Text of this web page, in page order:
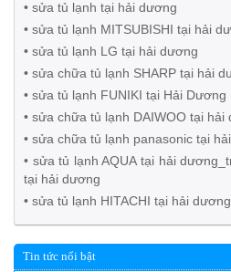
• sửa tủ lạnh tại hải dương
• sửa tủ lạnh MITSUBISHI tại hải
• sửa tủ lạnh LG tại hải dương
• sửa chữa tủ lạnh SHARP tại hải
• sửa tủ lạnh FUNIKI tại Hải Dương
• sửa chữa tủ lạnh DAIWOO tại hải
• sửa chữa tủ lạnh panasonic tại
• sửa tủ lạnh AQUA tại hải
tại hải dương
• sửa tủ lạnh HITACHI tại hải dương
Tin tức nổi bật